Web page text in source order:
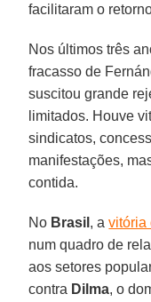
facilitaram o
Nos últimos três
fracasso de
suscitou grande
limitados. Houve
sindicatos,
manifestações,
contida.
No Brasil , avitória
num quadro de
aos setores
contra Dilma, o